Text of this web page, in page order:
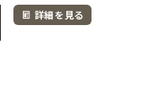
詳細を見る